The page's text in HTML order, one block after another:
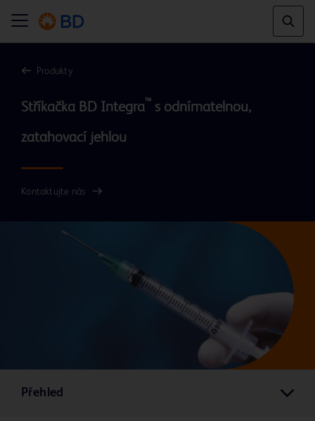
Produkty
Stříkačka BD Integra™ s odnímatelnou,
Kontaktujte nás
Přehled